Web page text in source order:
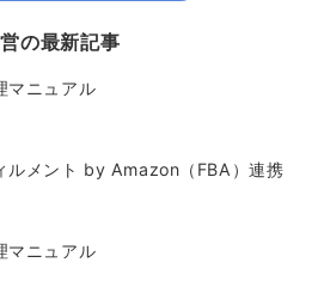
の最新記事
マニュアル
ルメント by Amazon（FBA）連携
マニュアル